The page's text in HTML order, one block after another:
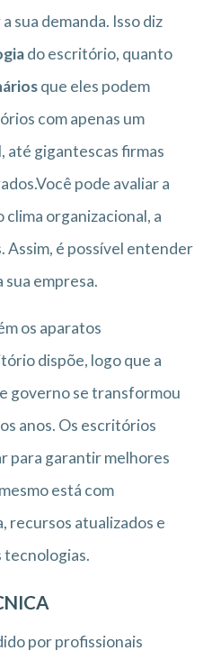
sua demanda. Isso diz
do escritório, quanto
que eles podem
com apenas um
até gigantescas firmas
pode avaliar a
clima organizacional, a
Assim, é possível entender
sua empresa.
os aparatos
dispõe, logo que a
governo se transformou
anos. Os escritórios
para garantir melhores
está com
recursos atualizados e
tecnologias.
por profissionais